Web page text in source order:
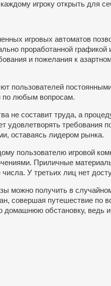
игроку открыть для
игровых автоматов
проработанной
и пожелания к
пользователей
по любым вопросам.
не составит труда, а
удовлетворять требования
оставаясь лидером рынка.
пользователю игровой
Приличные
У третьих лиц нет
можно получить в
совершая путешествие
обстановку, ведь